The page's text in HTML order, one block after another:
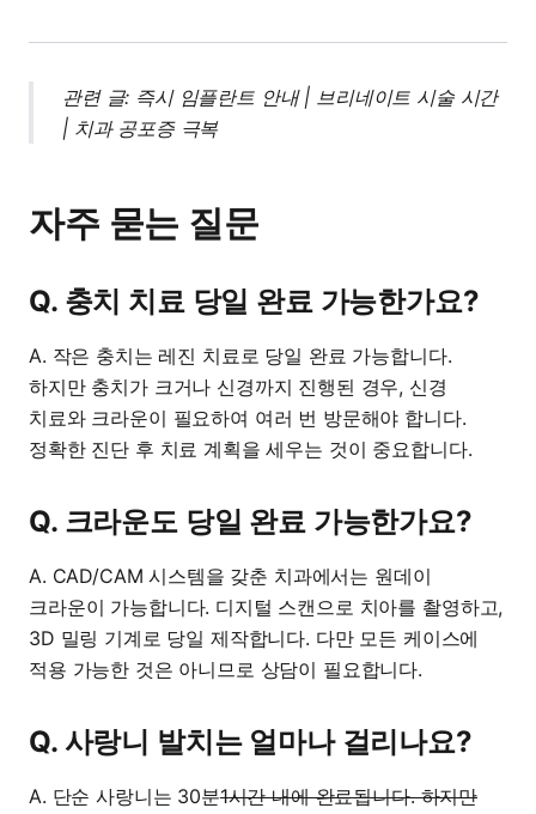
관련 글: 즉시 임플란트 안내| 브리네이트 시술 시간
| 치과 공포증 극복
자주 묻는 질문
Q. 충치 치료 당일 완료 가능한가요?
A. 작은 충치는 레진 치료로 당일 완료 가능합니다.
하지만 충치가 크거나 신경까지 진행된 경우, 신경
치료와 크라운이 필요하여 여러 번 방문해야 합니다.
정확한 진단 후 치료 계획을 세우는 것이 중요합니다.
Q. 크라운도 당일 완료 가능한가요?
A. CAD/CAM 시스템을 갖춘 치과에서는 원데이
크라운이 가능합니다. 디지털 스캔으로 치아를 촬영하고,
3D 밀링 기계로 당일 제작합니다. 다만 모든 케이스에
적용 가능한 것은 아니므로 상담이 필요합니다.
Q. 사랑니 발치는 얼마나 걸리나요?
A. 단순 사랑니는 30분1시간 내에 완료됩니다. 하지만